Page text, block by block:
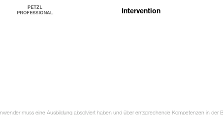
Intervention
muss eine Ausbildung absolviert haben und über entsprechende Kompetenzen in der